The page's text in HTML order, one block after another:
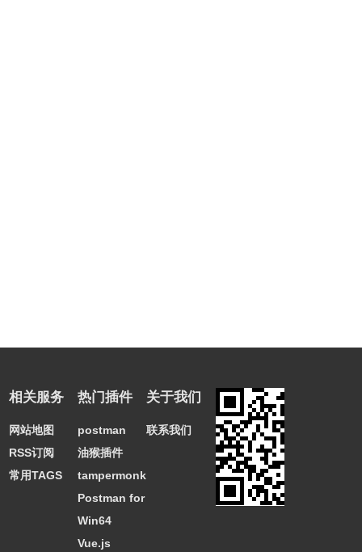
相关服务
网站地图
RSS订阅
常用TAGS
热门插件
postman
油猴插件
tampermonkey
Postman for
Win64
Vue.js
关于我们
联系我们